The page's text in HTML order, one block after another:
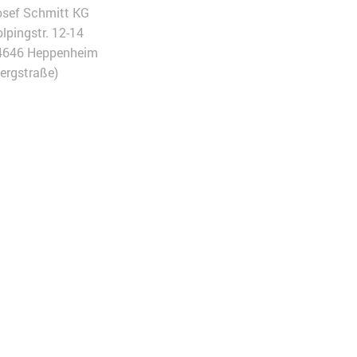
Schmitt KG
12-14
Heppenheim